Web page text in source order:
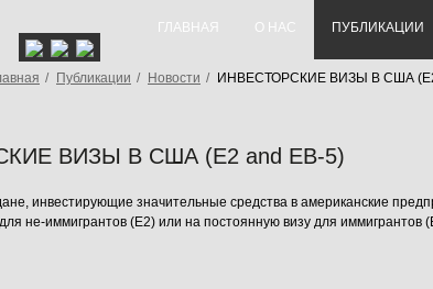
ГЛАВНАЯ О НАС ПУБЛИКАЦИИ
/ Публикации / Новости / ИНВЕСТОРСКИЕ ВИЗЫ В США
ВИЗЫ В США (E2 and EB-5)
инвестирующие значительные средства в американские
не-иммигрантов (E2) или на постоянную визу для иммигрантов